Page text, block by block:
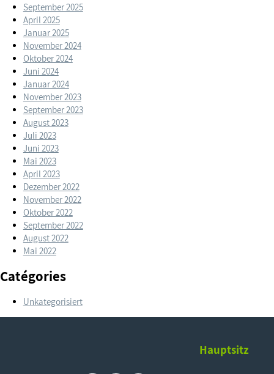
September 2025
April 2025
Januar 2025
November 2024
Oktober 2024
Juni 2024
Januar 2024
November 2023
September 2023
August 2023
Juli 2023
Juni 2023
Mai 2023
April 2023
Dezember 2022
November 2022
Oktober 2022
September 2022
August 2022
Mai 2022
Catégories
Unkategorisiert
Hauptsitz